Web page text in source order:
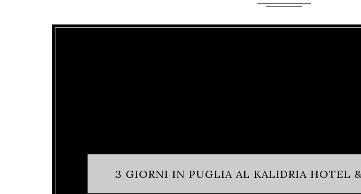
3 GIORNI IN PUGLIA AL KALIDRIA HOTEL